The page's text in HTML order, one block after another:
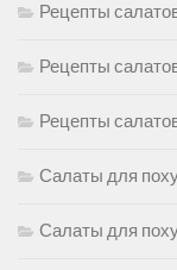
Рецепты
Рецепты
Рецепты
Салаты для
Салаты для